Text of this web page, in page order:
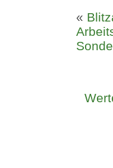
«